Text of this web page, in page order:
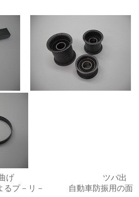
スでの曲げ ツバ出
よるプ－リ－ 自動車防振用の面